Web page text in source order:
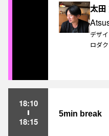
太田
デザ
ロダ
18:10
18:15
5min break